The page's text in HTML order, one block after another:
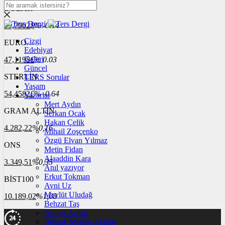
DOLAR
39,7902$% -0.14
EURO
47,1198€% 0.03
STERLİN
54,4582£% -0.64
GRAM ALTIN
4.282,22%0,16
ONS
3.349,51 %0,35
BİST100
10.189,02%1,08
Çizgi
Edebiyat
Galeri
Güncel
TERS Sorular
Yaşam
Yazarlar
Mert Aydın
Serkan Ocak
Hakan Çelik
Mihail Zoşçenko
Özgü Elvan Yılmaz
Metin Fidan
Alaaddin Kara
Anıl yazıyor
Erkut Tokman
Avni Uz
Mevlüt Uludağ
Behzat Taş
Ahmet Arpad
Burçak Melike Akgün